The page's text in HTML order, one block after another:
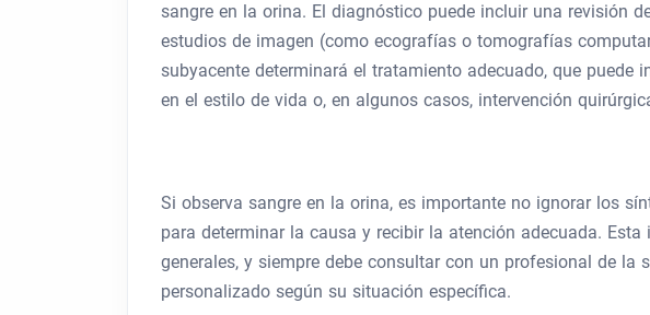
sangre en la orina. El diagnóstico puede incluir una revisión
estudios de imagen (como ecografías o tomografías
subyacente determinará el tratamiento adecuado, que puede
en el estilo de vida o, en algunos casos, intervención
Si observa sangre en la orina, es importante no ignorar los
para determinar la causa y recibir la atención adecuada.
generales, y siempre debe consultar con un profesional de la
personalizado según su situación específica.